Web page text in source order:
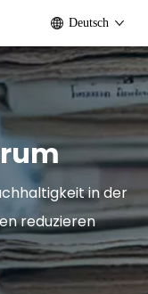
Deutsch
in der
reduzieren